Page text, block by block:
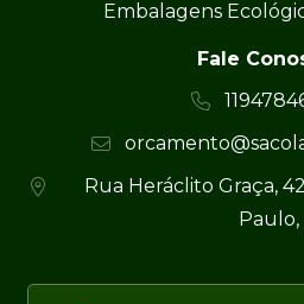
Embalagens
Fale
Rua Heráclito Graça,
Paulo,